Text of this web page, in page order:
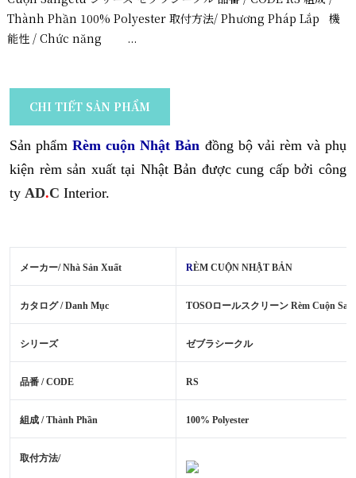
Thành Phần 100% Polyester 取付方法/ Phương Pháp Lắp 機
能性 / Chức năng ...
CHI TIẾT SẢN PHẨM
Sản phẩmRèm cuộn Nhật Bản đồng bộ vải rèm và phụ
kiện rèm sản xuất tại Nhật Bản được cung cấp bởi công
ty AD.C Interior.
メーカー/ Nhà Sản Xuất RÈM CUỘN NHẬT BẢN
カタログ / Danh Mục TOSOロールスクリーン Rèm Cuộn
シリーズ ゼブラシークル
品番 / CODE RS
組成 / Thành Phần 100% Polyester
取付方法/